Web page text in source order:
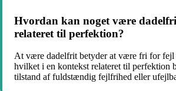
Hvordan kan noget være
relateret til perfektion?
At være dadelfrit betyder at være fri for fejl
hvilket i en kontekst relateret til perfektion
tilstand af fuldstændig fejlfrihed eller